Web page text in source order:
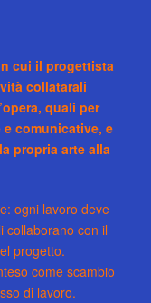
cui il progettista
collatarali
quali per
comunicative, e
propria arte alla
ogni lavoro deve
collaborano con il
progetto.
come scambio
di lavoro.